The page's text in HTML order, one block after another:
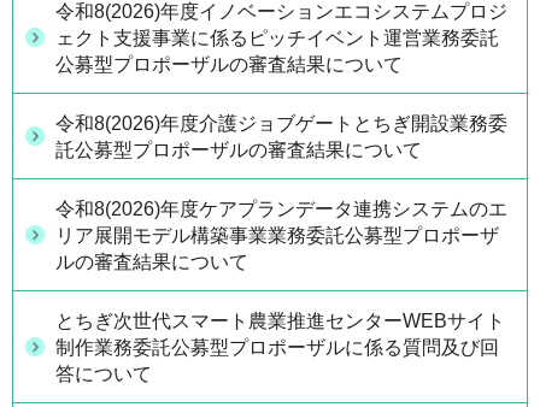
令和8(2026)年度イノベーションエコシステムプロジ
ェクト支援事業に係るピッチイベント運営業務委託
公募型プロポーザルの審査結果について
令和8(2026)年度介護ジョブゲートとちぎ開設業務委
託公募型プロポーザルの審査結果について
令和8(2026)年度ケアプランデータ連携システムのエ
リア展開モデル構築事業業務委託公募型プロポーザ
ルの審査結果について
とちぎ次世代スマート農業推進センターWEBサイト
制作業務委託公募型プロポーザルに係る質問及び回
答について